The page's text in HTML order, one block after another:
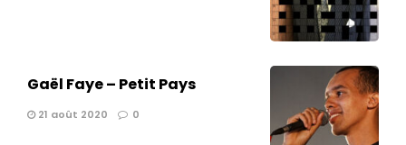
Gaël Faye – Petit Pays
21 août 2020 0